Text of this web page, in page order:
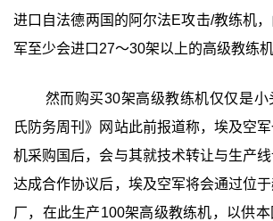
进口自法德两国的阿尔法E攻击/教练机
军至少会进口27～30架以上的高级教练机
然而购买30架高级教练机仅仅是小
氏防务周刊》网站此前报道称，埃及空
机采购国后，会与其就技术转让与生产
达成合作协议后，埃及空军将会通过位
厂，在此生产100架高级教练机，以供